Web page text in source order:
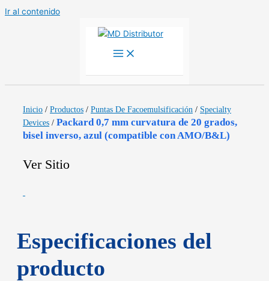
Ir al contenido
Inicio / Productos / Puntas De Facoemulsificación / Specialty
Devices / Packard 0,7 mm curvatura de 20 grados,
bisel inverso, azul (compatible con AMO/B&L)
Ver Sitio
Especificaciones del
producto